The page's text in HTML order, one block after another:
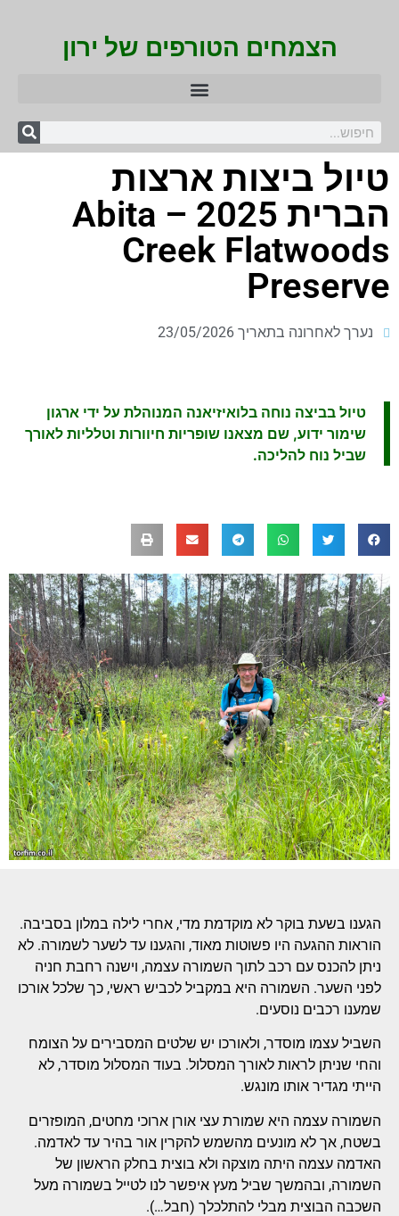
הצמחים הטורפים של ירון
טיול ביצות ארצות
הברית 2025 – Abita
Creek Flatwoods
Preserve
נערך לאחרונה בתאריך 23/05/2026
טיול בביצה נוחה בלואיזיאנה המנוהלת על ידי ארגון
שימור ידוע, שם מצאנו שופריות חיוורות וטלליות לאורך
שביל נוח להליכה.
הגענו בשעת בוקר לא מוקדמת מדי, אחרי לילה במלון בסביבה.
הוראות ההגעה היו פשוטות מאוד, והגענו עד לשער לשמורה. לא
ניתן להכנס עם רכב לתוך השמורה עצמה, וישנה רחבת חניה
לפני השער. השמורה היא במקביל לכביש ראשי, כך שלכל אורכו
שמענו רכבים נוסעים.
השביל עצמו מוסדר, ולאורכו יש שלטים המסבירים על הצומח
והחי שניתן לראות לאורך המסלול. בעוד המסלול מוסדר, לא
הייתי מגדיר אותו מונגש.
השמורה עצמה היא שמורת עצי אורן ארוכי מחטים, המופזרים
בשטח, אך לא מונעים מהשמש להקרין אור בהיר עד לאדמה.
האדמה עצמה היתה מוצקה ולא בוצית בחלק הראשון של
השמורה, ובהמשך שביל מעץ איפשר לנו לטייל בשמורה מעל
השכבה הבוצית מבלי להתלכלך (חבל…).